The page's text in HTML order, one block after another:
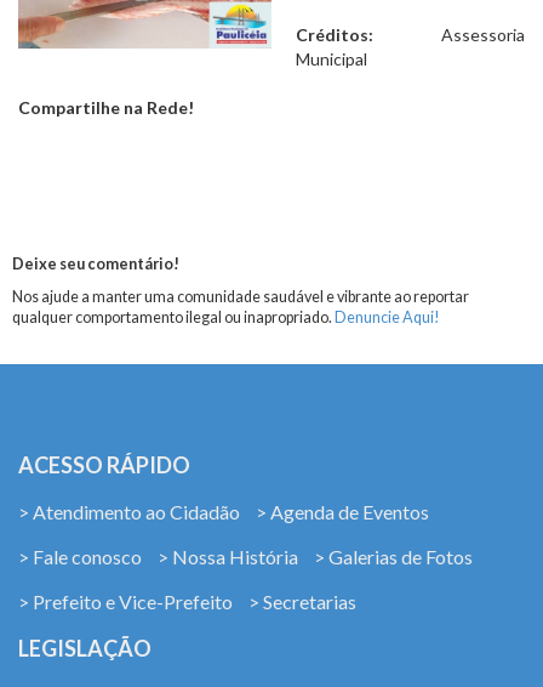
Créditos: Assessoria
Municipal
Compartilhe na Rede!
Deixe seu comentário!
Nos ajude a manter uma comunidade saudável e vibrante ao reportar
qualquer comportamento ilegal ou inapropriado. Denuncie Aqui!
ACESSO RÁPIDO
> Atendimento ao Cidadão
> Agenda de Eventos
> Fale conosco
> Nossa História
> Galerias de Fotos
> Prefeito e Vice-Prefeito
> Secretarias
LEGISLAÇÃO